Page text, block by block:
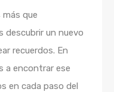
que
descubrir un nuevo
recuerdos. En
a encontrar ese
en cada paso del